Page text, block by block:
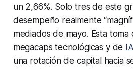
un 2,66%. Solo tres de este
desempeño realmente
mediados de mayo. Esta
megacaps tecnológicas y de IA
una rotación de capital hacia